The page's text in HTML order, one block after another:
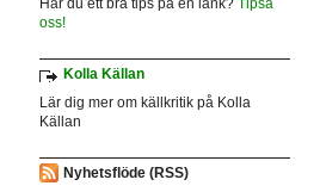
oss!
Kolla Källan
Lär dig mer om källkritik på Kolla
Källan
Nyhetsflöde (RSS)